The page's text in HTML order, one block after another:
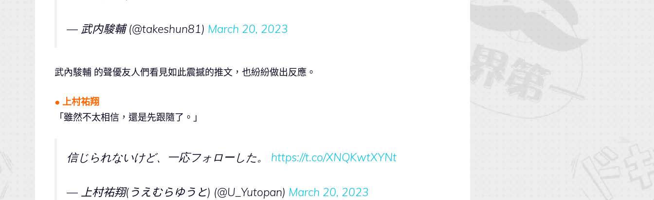
— 武内駿輔 (@takeshun81) March 20, 2023
武內駿輔 的聲優友人們看見如此震撼的推文，也紛紛做出反應。
● 上村祐翔
「雖然不太相信，還是先跟隨了。」
信じられないけど、一応フォローした。 https://t.co/XNQKwtXYNt
— 上村祐翔(うえむらゆうと) (@U_Yutopan) March 20, 2023